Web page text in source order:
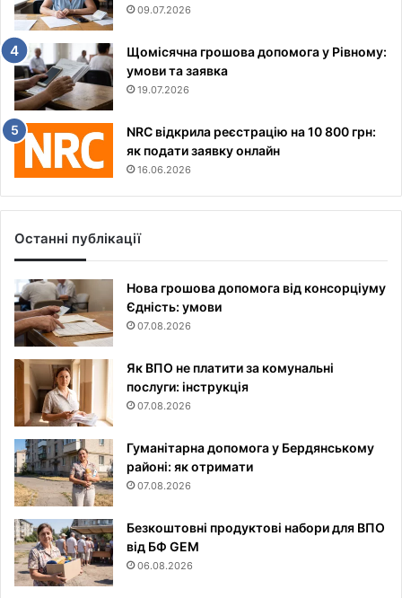
09.07.2026
Щомісячна грошова допомога у Рівному:
умови та заявка
19.07.2026
NRC відкрила реєстрацію на 10 800 грн:
як подати заявку онлайн
16.06.2026
Останні публікації
Нова грошова допомога від консорціуму
Єдність: умови
07.08.2026
Як ВПО не платити за комунальні
послуги: інструкція
07.08.2026
Гуманітарна допомога у Бердянському
районі: як отримати
07.08.2026
Безкоштовні продуктові набори для ВПО
від БФ GEM
06.08.2026